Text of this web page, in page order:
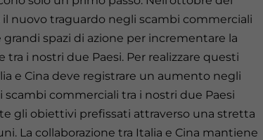
nuovo traguardo negli scambi commerciali
spazi di azione per incrementare la
i nostri due Paesi. Per realizzare questi
e Cina deve registrare un aumento negli
scambi commerciali tra i nostri due Paesi
gli obiettivi prefissati attraverso una stretta
La collaborazione tra Italia e Cina mantiene